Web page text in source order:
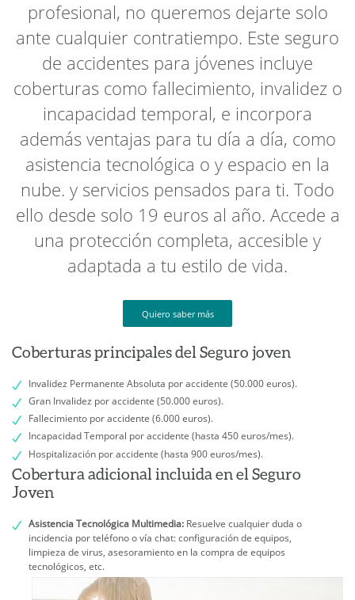
profesional, no queremos dejarte solo
ante cualquier contratiempo. Este seguro
de accidentes para jóvenes incluye
coberturas como fallecimiento, invalidez o
incapacidad temporal, e incorpora
además ventajas para tu día a día, como
asistencia tecnológica o y espacio en la
nube. y servicios pensados para ti. Todo
ello desde solo 19 euros al año. Accede a
una protección completa, accesible y
adaptada a tu estilo de vida.
Quiero saber más
Coberturas principales del Seguro joven
Invalidez Permanente Absoluta por accidente (50.000 euros).
Gran Invalidez por accidente (50.000 euros).
Fallecimiento por accidente (6.000 euros).
Incapacidad Temporal por accidente (hasta 450 euros/mes).
Hospitalización por accidente (hasta 900 euros/mes).
Cobertura adicional incluida en el Seguro
Joven
Asistencia Tecnológica Multimedia: Resuelve cualquier duda o
incidencia por teléfono o vía chat: conﬁguración de equipos,
limpieza de virus, asesoramiento en la compra de equipos
tecnológicos, etc.